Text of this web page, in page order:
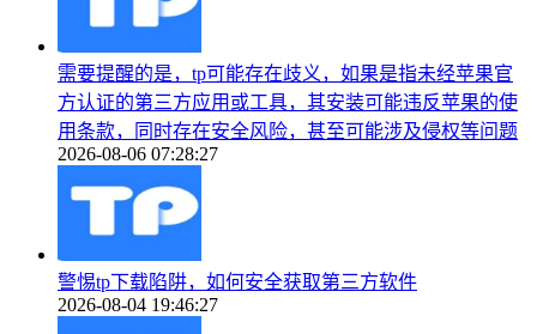
需要提醒的是，tp可能存在歧义，如果是指未经苹果官
方认证的第三方应用或工具，其安装可能违反苹果的使
用条款，同时存在安全风险，甚至可能涉及侵权等问题
2026-08-06 07:28:27
警惕tp下载陷阱，如何安全获取第三方软件
2026-08-04 19:46:27